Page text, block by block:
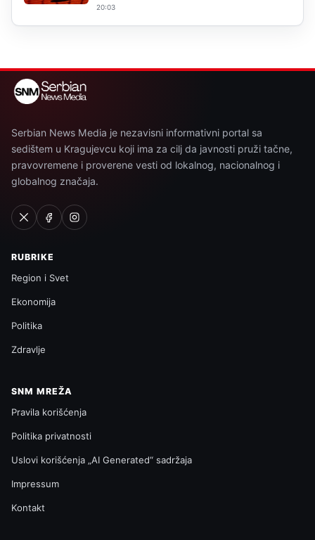
20:03
Serbian News Media je nezavisni informativni portal sa
sedištem u Kragujevcu koji ima za cilj da javnosti pruži tačne,
pravovremene i proverene vesti od lokalnog, nacionalnog i
globalnog značaja.
RUBRIKE
Region i Svet
Ekonomija
Politika
Zdravlje
SNM MREŽA
Pravila korišćenja
Politika privatnosti
Uslovi korišćenja „AI Generated“ sadržaja
Impressum
Kontakt